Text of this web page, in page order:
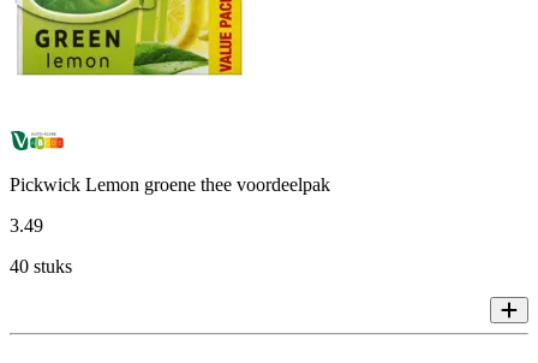
Pickwick Lemon groene thee voordeelpak
3.49
40 stuks